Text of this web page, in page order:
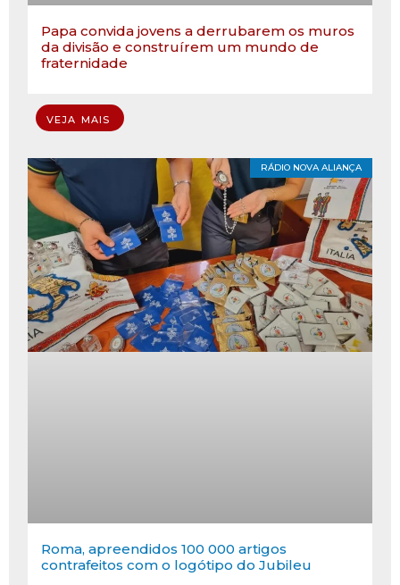
Papa convida jovens a derrubarem os muros
da divisão e construírem um mundo de
fraternidade
VEJA MAIS
RÁDIO NOVA ALIANÇA
Roma, apreendidos 100 000 artigos
contrafeitos com o logótipo do Jubileu